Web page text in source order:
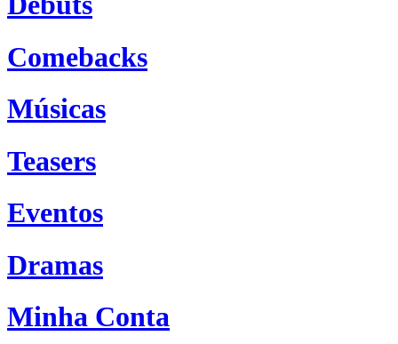
Comebacks
Músicas
Teasers
Eventos
Dramas
Minha Conta